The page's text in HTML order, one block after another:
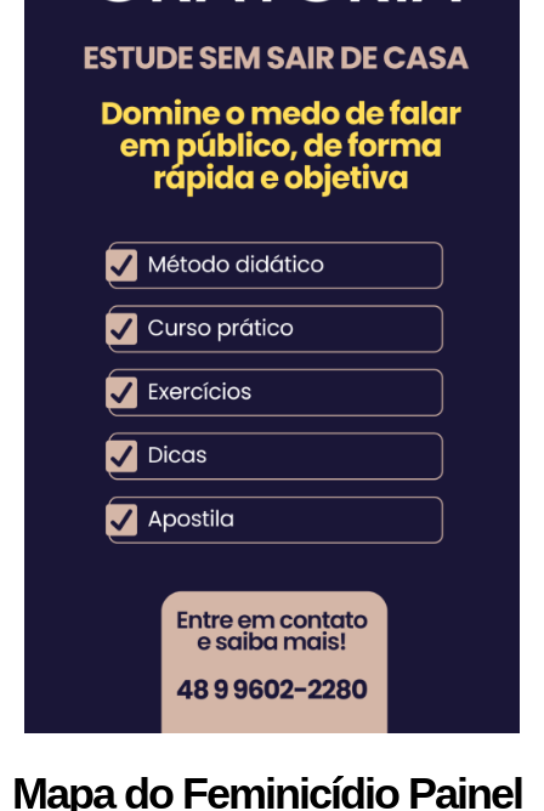
Mapa do Feminicídio Painel